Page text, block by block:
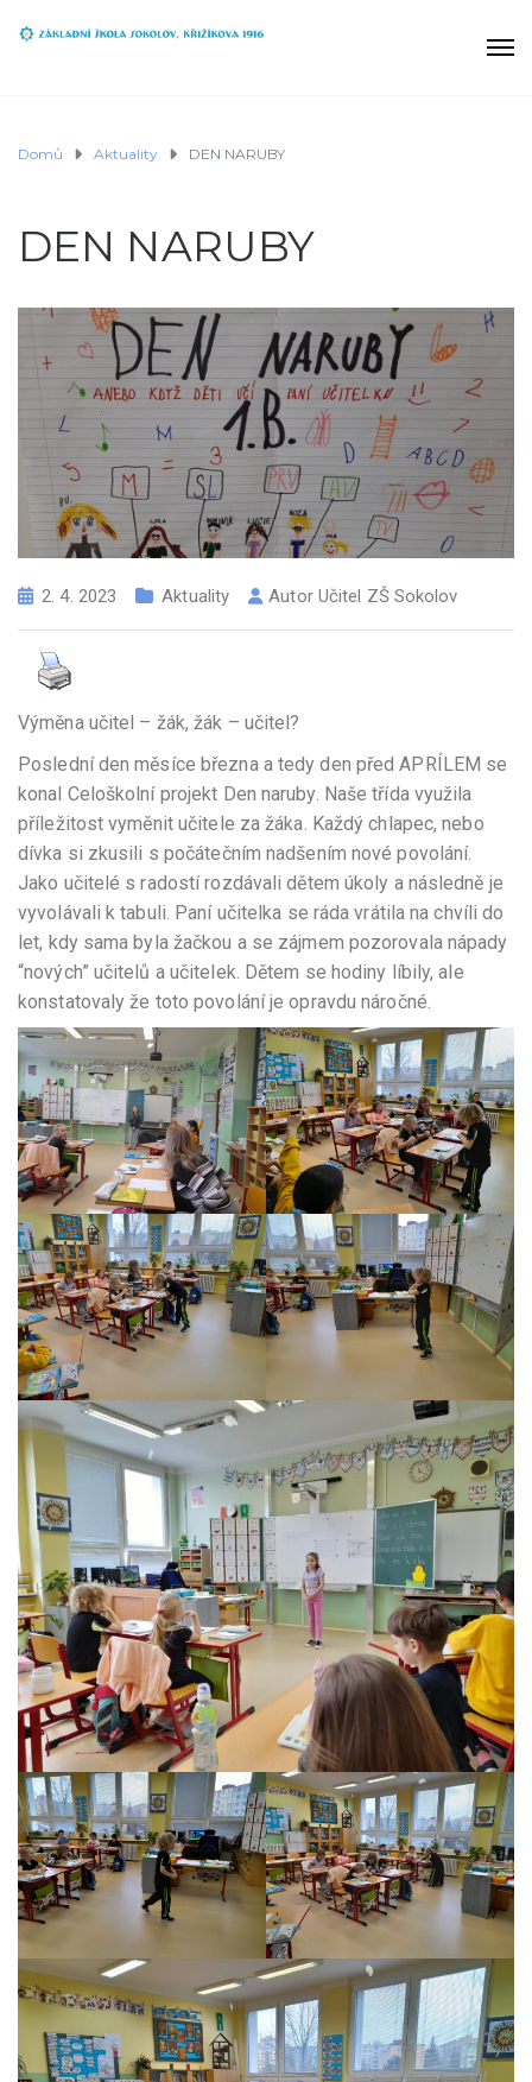
Domů Aktuality DEN NARUBY
DEN NARUBY
2. 4. 2023 Aktuality Autor Učitel ZŠ Sokolov
Výměna učitel – žák, žák – učitel?
Poslední den měsíce března a tedy den před APRÍLEM se
konal Celoškolní projekt Den naruby. Naše třída využila
příležitost vyměnit učitele za žáka. Každý chlapec, nebo
dívka si zkusili s počátečním nadšením nové povolání.
Jako učitelé s radostí rozdávali dětem úkoly a následně je
vyvolávali k tabuli. Paní učitelka se ráda vrátila na chvíli do
let, kdy sama byla žačkou a se zájmem pozorovala nápady
“nových” učitelů a učitelek. Dětem se hodiny líbily, ale
konstatovaly že toto povolání je opravdu náročné.